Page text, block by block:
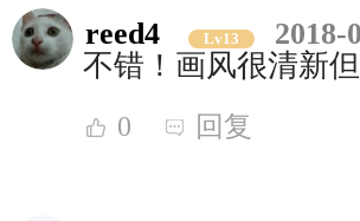
reed4 Lv13
2018-
不错！画风很清新
0 回复